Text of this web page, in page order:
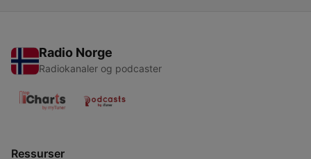
Radio Norge
Radiokanaler og podcaster
Ressurser